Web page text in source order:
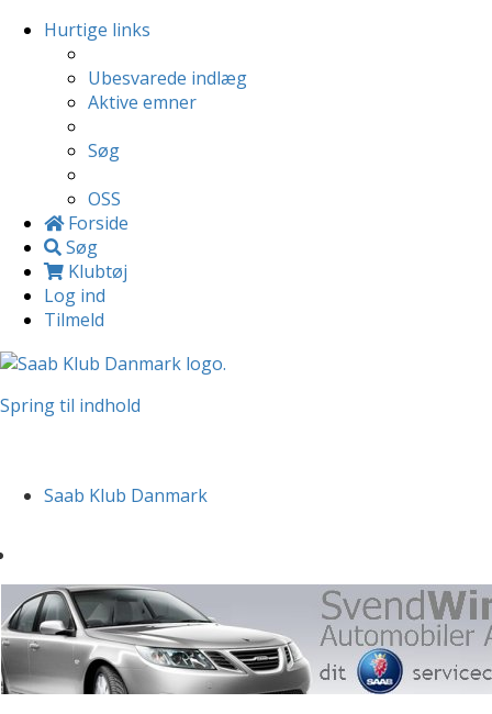
Hurtige links
Ubesvarede indlæg
Aktive emner
Søg
OSS
Forside
Søg
Klubtøj
Log ind
Tilmeld
Spring til indhold
Saab Klub Danmark